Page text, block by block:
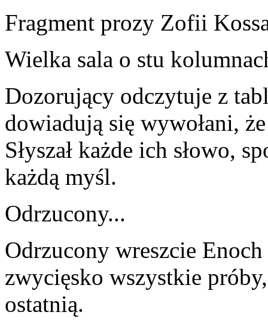
Fragment prozy Zofii
Wielka sala o stu
Dozorujący odczytuje z
dowiadują się wywołani,
Słyszał każde ich słowo,
każdą myśl.
Odrzucony...
Odrzucony wreszcie
zwycięsko wszystkie
ostatnią.